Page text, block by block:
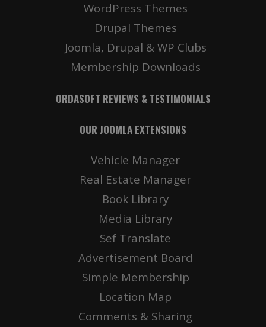
WordPress Themes
Drupal Themes
Joomla, Drupal & WP Clubs
Membership Downloads
ORDASOFT REVIEWS & TESTIMONIALS
OUR JOOMLA EXTENSIONS
Vehicle Manager
Real Estate Manager
Book Library
Media Library
Sef Translate
Advertisement Board
Simple Membership
Location Map
Comments & Sharing